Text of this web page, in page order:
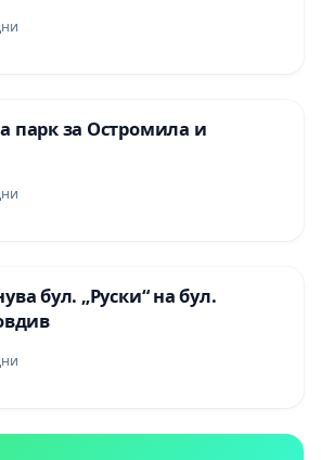
парк за Остромила и
бул. „Руски“ на бул.